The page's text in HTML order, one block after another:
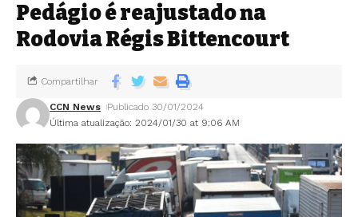
Pedágio é reajustado na
Rodovia Régis Bittencourt
Última atualização: 2024/01/30 at 9:06 AM
CCN News Publicado 30/01/2024
Compartilhar